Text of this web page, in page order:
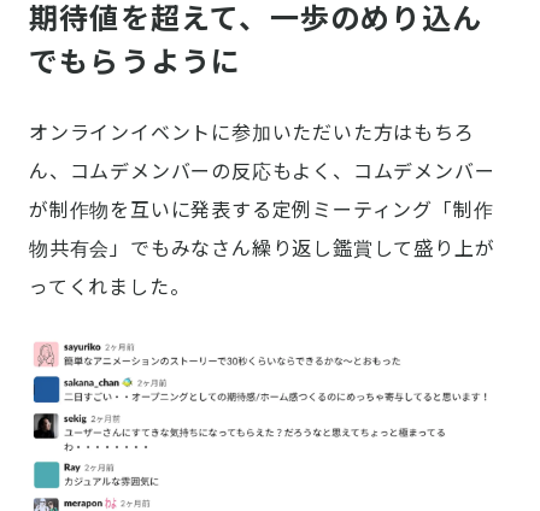
期待値を超えて、一歩のめり込ん
でもらうように
オンラインイベントに参加いただいた方はもちろ
ん、コムデメンバーの反応もよく、コムデメンバー
が制作物を互いに発表する定例ミーティング「制作
物共有会」でもみなさん繰り返し鑑賞して盛り上が
ってくれました。